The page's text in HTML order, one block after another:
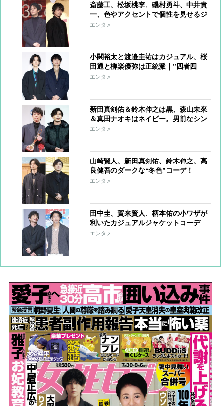
斎藤工、松坂桃李、磯村勇斗、中井貴
一、色やアクセントで個性を見せるジ
ャケットコーデ
エンタメ
小関裕太と渡邉圭祐はカジュアル、桜
田通と柳楽優弥は正統派｜”四者四
様”のジャケットスタイル
エンタメ
新田真剣佑＆鈴木伸之は黒、森山未來
＆真田ナオキはネイビー。男前なシン
プルカラーコーデ
エンタメ
山崎賢人、新田真剣佑、鈴木伸之、高
良健吾のダークな“冬色”コーデ！
エンタメ
田中圭、賀来賢人、柄本佑の小ワザが
利いたカジュアルジャケットコーデ
【ファッションチェック】
エンタメ